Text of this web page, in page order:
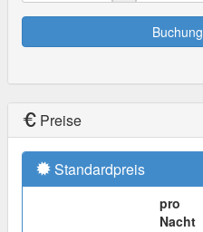
Preise
Standardpreis
pro
Nacht